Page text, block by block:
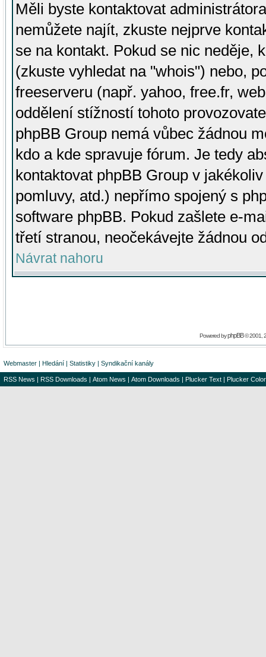
Měli byste kontaktovat
nemůžete najít, zkuste nejprve
se na kontakt. Pokud se nic neděje,
(zkuste vyhledat na "whois") nebo,
freeserveru (např. yahoo, free.fr,
oddělení stížností tohoto
phpBB Group nemá vůbec žádnou
kdo a kde spravuje fórum. Je tedy
kontaktovat phpBB Group v
pomluvy, atd.) nepřímo spojený s
software phpBB. Pokud zašlete e-
třetí stranou, neočekávejte žádnou
Návrat nahoru
Powered byphpBB© 2001,
Webmaster | Hledání | Statistiky | Syndikační kanály
RSS News | RSS Downloads | Atom News | Atom Downloads | Plucker Text | Plucker Color